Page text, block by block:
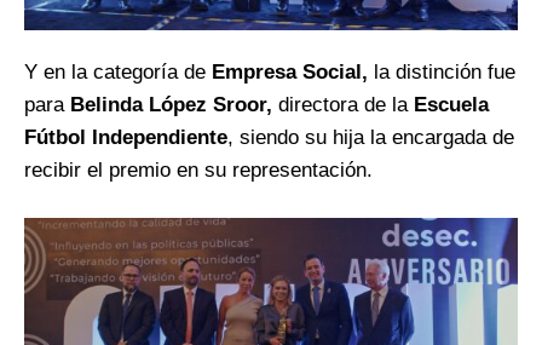
Y en la categoría de Empresa Social, la distinción fue
para Belinda López Sroor, directora de la Escuela
Fútbol Independiente, siendo su hija la encargada de
recibir el premio en su representación.